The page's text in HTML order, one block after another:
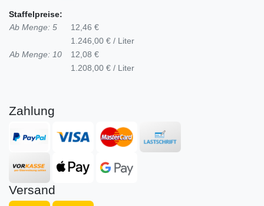
Staffelpreise:
Ab Menge: 5
12,46 €
1.246,00 € / Liter
Ab Menge: 10
12,08 €
1.208,00 € / Liter
Zahlung
Versand